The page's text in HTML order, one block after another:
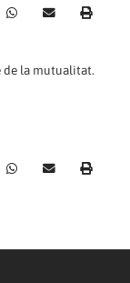
de la mutualitat.